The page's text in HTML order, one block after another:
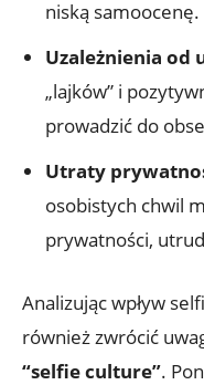
niską‌ samoocenę.
Uzależnienia od
„lajków” i
prowadzić do
Utraty
osobistych chwil
prywatności,
Analizując⁣ wpływ
również zwrócić
“selfie culture”.